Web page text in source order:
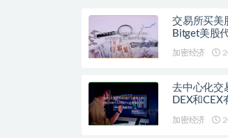
交易所买美
Bitget美股
加密经济
去中心化交
DEX和CEX
加密经济